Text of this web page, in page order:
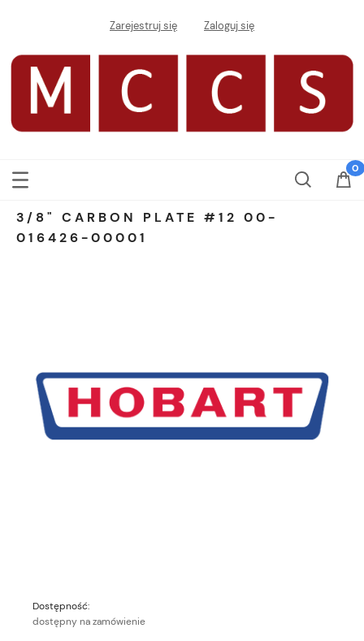
Zarejestruj się Zaloguj się
3/8" CARBON PLATE #12 00-
016426-00001
Dostępność:
dostępny na zamówienie